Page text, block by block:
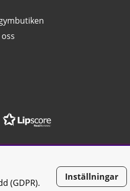
556668-7058 | Tel: 0500-42 87 00
(GDPR).
Inställningar